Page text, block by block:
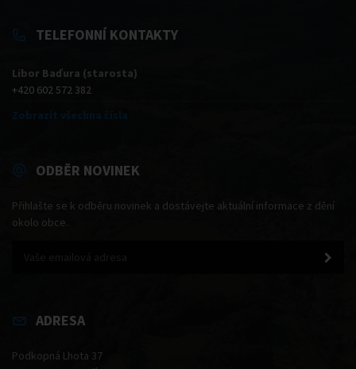
TELEFONNÍ KONTAKTY
Libor Baďura (starosta)
+420 602 572 382
Zobrazit všechna čísla
ODBĚR NOVINEK
Přihlašte se k odběru novinek a dostávejte aktuální informace z dění
okolo obce.
ADRESA
Podkopná Lhota 37